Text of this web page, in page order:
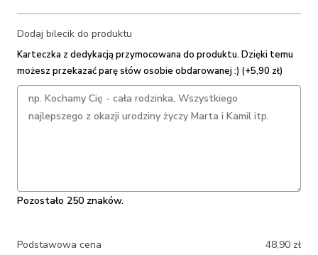
Dodaj bilecik do produktu
Karteczka z dedykacją przymocowana do produktu. Dzięki temu
możesz przekazać parę słów osobie obdarowanej :) (+5,90 zł)
Pozostało 250 znaków.
Podstawowa cena 48,90 zł